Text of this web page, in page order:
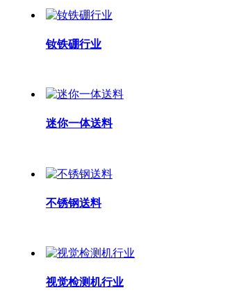
钕铁硼行业
迷你一体送料
不锈钢送料
视觉检测机行业